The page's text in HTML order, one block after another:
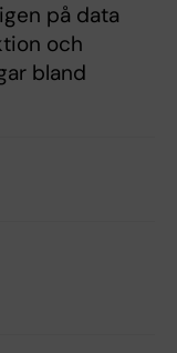
på data
och
bland